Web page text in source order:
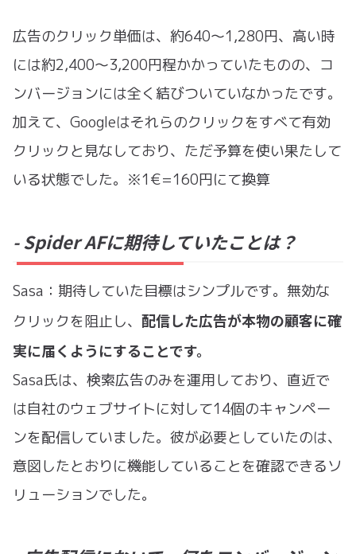
広告のクリック単価は、約640〜1,280円、高い時
には約2,400〜3,200円程かかっていたものの、コ
ンバージョンには全く結びついていなかったです。
加えて、Googleはそれらのクリックをすべて有効
クリックと見なしており、ただ予算を使い果たして
いる状態でした。※1€=160円にて換算
- Spider AFに期待していたことは？
Sasa：期待していた目標はシンプルです。無効な
クリックを阻止し、 配信した広告が本物の顧客に確
実に届くようにすることです。
Sasa氏は、検索広告のみを運用しており、直近で
は自社のウェブサイトに対して14個のキャンペー
ンを配信していました。彼が必要としていたのは、
意図したとおりに機能していることを確認できるソ
リューションでした。